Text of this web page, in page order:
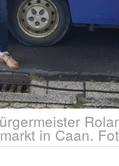
in Caan.